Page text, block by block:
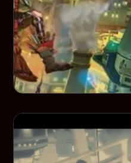
De l'autre
1h402022VFAnimation
Dans une ville étouffée par